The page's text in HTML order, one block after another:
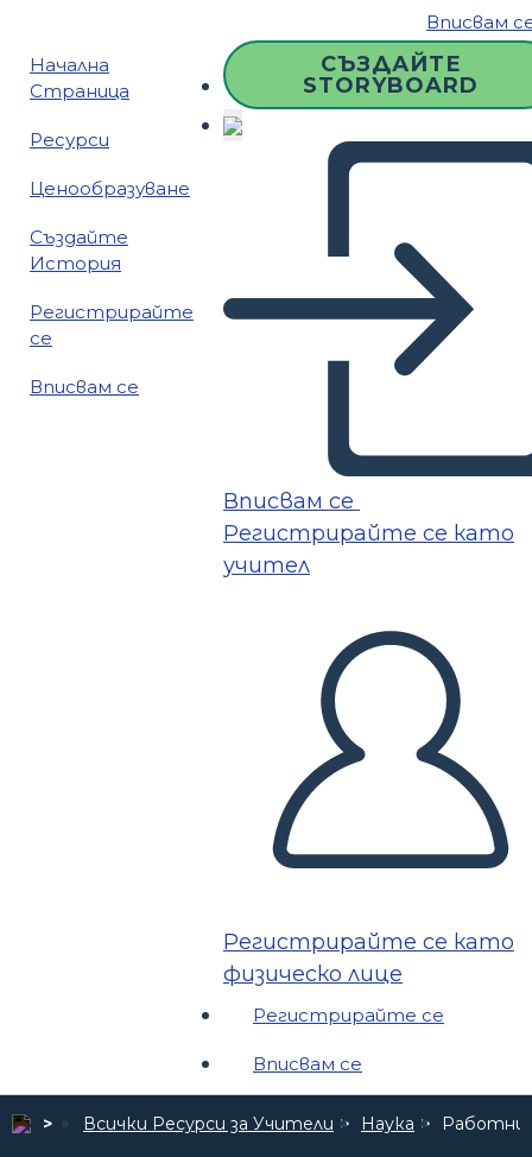
Вписвам
Начална
Страница
Ресурси
Ценообразуване
Създайте
История
Регистрирайте
се
Вписвам се
СЪЗДАЙТЕ
STORYBOARD
Вписвам се
Регистрирайте се като
учител
Регистрирайте се като
физическо лице
Регистрирайте се
Вписвам се
Всички Ресурси за Учители Наука Работни